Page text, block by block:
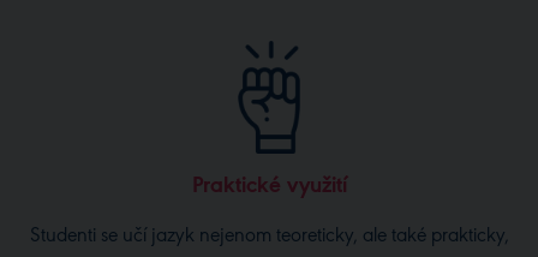
Praktické využití
Studenti se učí jazyk nejenom teoreticky, ale také prakticky,